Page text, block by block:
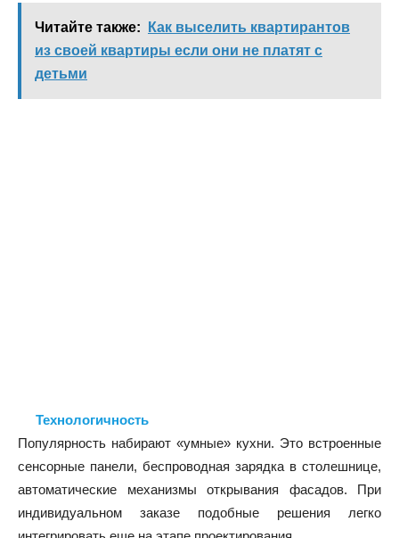
Читайте также:
Как выселить квартирантов
из своей квартиры если они не платят с
детьми
Технологичность
Популярность набирают «умные» кухни. Это встроенные
сенсорные панели, беспроводная зарядка в столешнице,
автоматические механизмы открывания фасадов. При
индивидуальном заказе подобные решения легко